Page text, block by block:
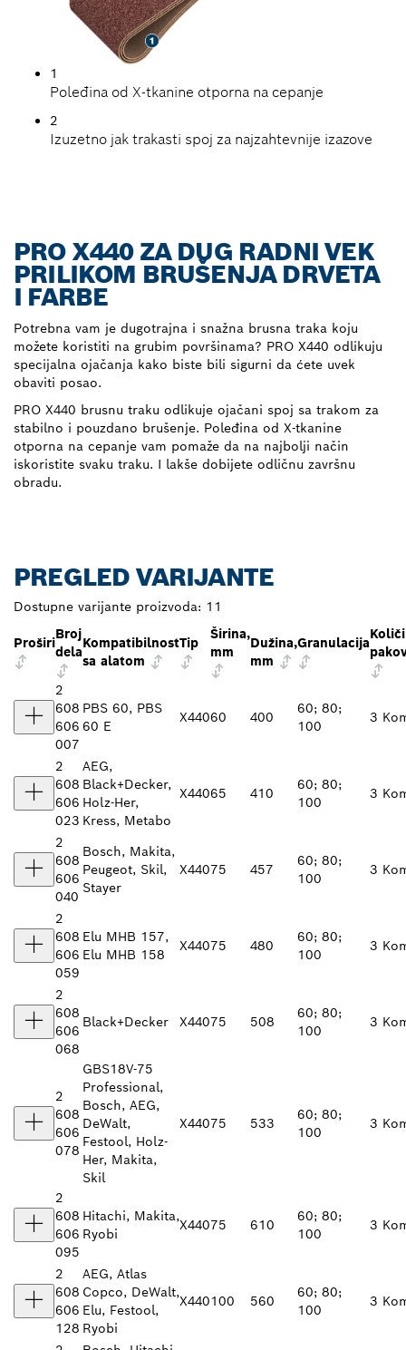
1
Poleđina od X-tkanine otporna na cepanje
2
Izuzetno jak trakasti spoj za najzahtevnije izazove
PRO X440 ZA DUG RADNI VEK
PRILIKOM BRUŠENJA DRVETA
I FARBE
Potrebna vam je dugotrajna i snažna brusna traka koju
možete koristiti na grubim površinama? PRO X440 odlikuju
specijalna ojačanja kako biste bili sigurni da ćete uvek
obaviti posao.
PRO X440 brusnu traku odlikuje ojačani spoj sa trakom za
stabilno i pouzdano brušenje. Poleđina od X-tkanine
otporna na cepanje vam pomaže da na najbolji način
iskoristite svaku traku. I lakše dobijete odličnu završnu
obradu.
PREGLED VARIJANTE
Dostupne varijante proizvoda: 11
Proširi
Broj
dela
Kompatibilnost
sa alatom
Tip
Širina,
mm
Dužina,
mm
Granulacija
2
608
606
007
PBS 60, PBS
60 E
X44060 400
60; 80;
100
3
2
608
606
023
AEG,
Black+Decker,
Holz-Her,
Kress, Metabo
X44065 410
60; 80;
100
3
2
608
606
040
Bosch, Makita,
Peugeot, Skil,
Stayer
X44075 457
60; 80;
100
3
2
608
606
059
Elu MHB 157,
Elu MHB 158
X44075 480
60; 80;
100
3
2
608
606
068
Black+Decker X44075 508
60; 80;
100
3
2
608
606
078
GBS18V-75
Professional,
Bosch, AEG,
DeWalt,
Festool, Holz-
Her, Makita,
Skil
X44075 533
60; 80;
100
3
2
608
606
095
Hitachi, Makita,
Ryobi
X44075 610
60; 80;
100
3
2
608
606
128
AEG, Atlas
Copco, DeWalt,
Elu, Festool,
Ryobi
X440100 560
60; 80;
100
3